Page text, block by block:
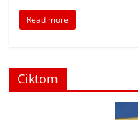
Read more
Ciktom